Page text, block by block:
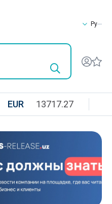
Ру
EUR 13717.27